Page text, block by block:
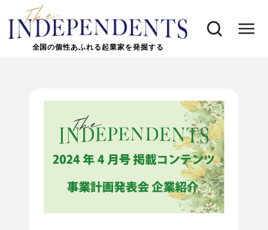
全国の個性あふれる起業家を発掘する